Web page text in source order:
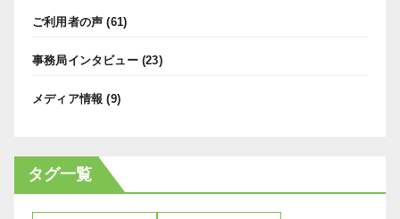
ご利用者の声 (61)
事務局インタビュー(23)
メディア情報 (9)
タグ一覧